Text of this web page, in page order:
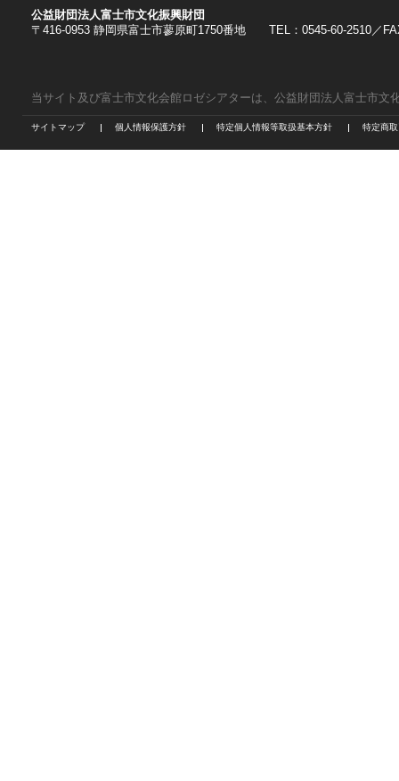
公益財団法人富士市文化振興財団
〒416-0953 静岡県富士市蓼原町1750番地 TEL：0545-60-2510／
当サイト及び富士市文化会館ロゼシアターは、公益財団法人富士市文
サイトマップ 個人情報保護方針 特定個人情報等取扱基本方針 特定商